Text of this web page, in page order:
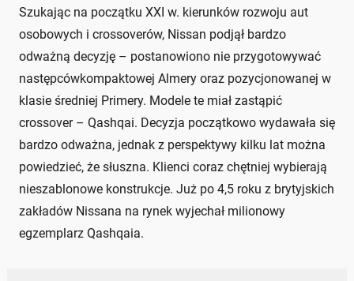
Szukając na początku XXI w. kierunków rozwoju aut
osobowych i crossoverów, Nissan podjął bardzo
odważną decyzję – postanowiono nie przygotowywać
następcówkompaktowej Almery oraz pozycjonowanej w
klasie średniej Primery. Modele te miał zastąpić
crossover – Qashqai. Decyzja początkowo wydawała się
bardzo odważna, jednak z perspektywy kilku lat można
powiedzieć, że słuszna. Klienci coraz chętniej wybierają
nieszablonowe konstrukcje. Już po 4,5 roku z brytyjskich
zakładów Nissana na rynek wyjechał milionowy
egzemplarz Qashqaia.